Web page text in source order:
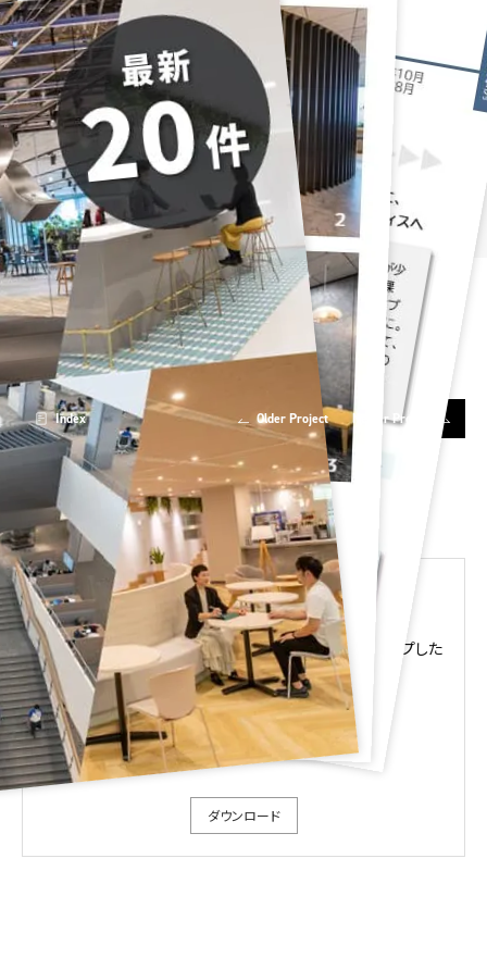
Relative Projects
大阪中之島美術館 様
オカムラ 『CO-EN
LABO（こうえんらぼ）』
株式会社エスユーエス
様
Index Older Project Newer Project
オカムラのオフィスデザイン事例集
Design Stories掲載事例の中から規模別にピックアップした
事例集です。ぜひダウンロードしてご覧ください。
ダウンロード